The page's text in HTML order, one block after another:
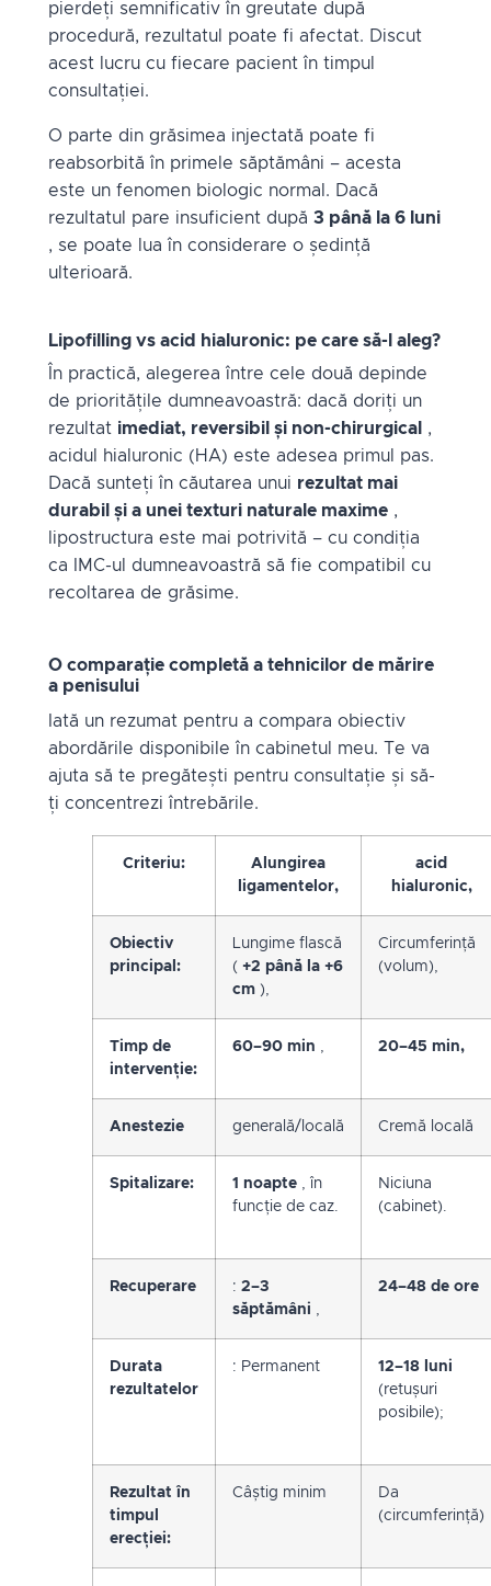
pierdeți semnificativ în greutate după
procedură, rezultatul poate fi afectat. Discut
acest lucru cu fiecare pacient în timpul
consultației.
O parte din grăsimea injectată poate fi
reabsorbită în primele săptămâni – acesta
este un fenomen biologic normal. Dacă
rezultatul pare insuficient după 3 până la 6 luni
, se poate lua în considerare o ședință
ulterioară.
Lipofilling vs acid hialuronic: pe care să-l aleg?
În practică, alegerea între cele două depinde
de prioritățile dumneavoastră: dacă doriți un
rezultat imediat, reversibil și non-chirurgical
,
acidul hialuronic (HA) este adesea primul pas.
Dacă sunteți în căutarea unui rezultat mai
durabil și a unei texturi naturale maxime ,
lipostructura este mai potrivită – cu condiția
ca IMC-ul dumneavoastră să fie compatibil cu
recoltarea de grăsime.
O comparație completă a tehnicilor de mărire
a penisului
Iată un rezumat pentru a compara obiectiv
abordările disponibile în cabinetul meu. Te va
ajuta să te pregătești pentru consultație și să-
ți concentrezi întrebările.
Criteriu:
Alungirea
ligamentelor,
acid
hialuronic,
Obiectiv
principal:
Lungime flască
( +2 până la +6
cm ),
Circumferință
(volum),
Timp de
intervenție:
60–90 min , 20–45 min,
Anestezie generală/locală Cremă locală
Spitalizare: 1 noapte , în
funcție de caz.
Niciuna
(cabinet).
Recuperare : 2–3
săptămâni ,
24–48 de ore
Durata
rezultatelor
: Permanent
12–18 luni
(retușuri
posibile);
Rezultat în
timpul
erecției:
Câștig minim
Da
(circumferință)